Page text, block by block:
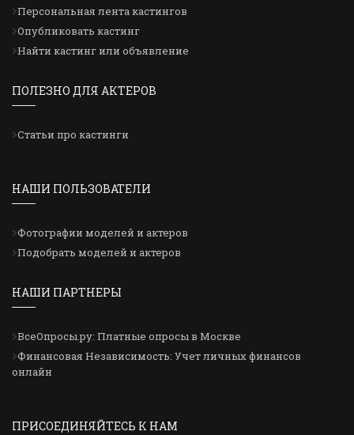
Персональная лента кастингов
Опубликовать кастинг
Найти кастинг или объявление
ПОЛЕЗНО ДЛЯ АКТЕРОВ
Статьи про кастинги
НАШИ ПОЛЬЗОВАТЕЛИ
Фотографии моделей и актеров
Подобрать моделей и актеров
НАШИ ПАРТНЕРЫ
ВсеОпросы.ру: Платные опросы в Москве
Финансовая Независимость: Учет личных финансов
онлайн
ПРИСОЕДИНЯЙТЕСЬ К НАМ